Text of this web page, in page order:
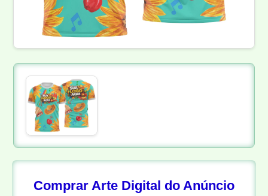
Comprar Arte Digital do Anúncio